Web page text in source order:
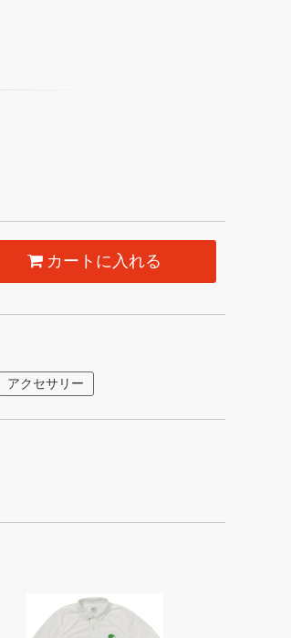
カートに入れる
アクセサリー